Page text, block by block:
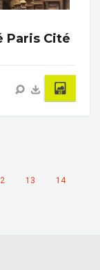
Paris Cité
13 14